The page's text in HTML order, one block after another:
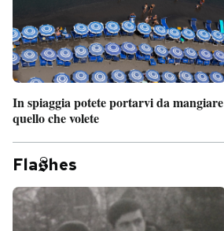
In spiaggia potete portarvi da mangiare
quello che volete
Fla hes